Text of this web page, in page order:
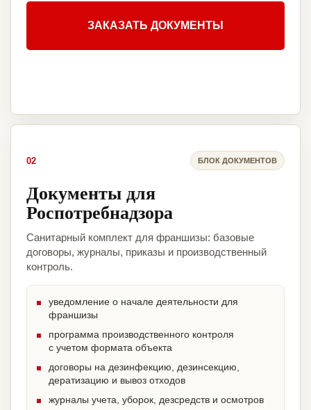
ЗАКАЗАТЬ ДОКУМЕНТЫ
02 БЛОК ДОКУМЕНТОВ
Документы для
Роспотребнадзора
Санитарный комплект для франшизы: базовые
договоры, журналы, приказы и производственный
контроль.
уведомление о начале деятельности для
франшизы
программа производственного контроля
с учетом формата объекта
договоры на дезинфекцию, дезинсекцию,
дератизацию и вывоз отходов
журналы учета, уборок, дезсредств и осмотров